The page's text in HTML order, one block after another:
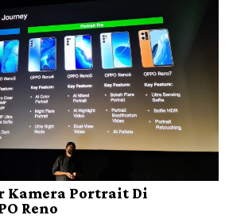
Kamera Portrait Di
Reno